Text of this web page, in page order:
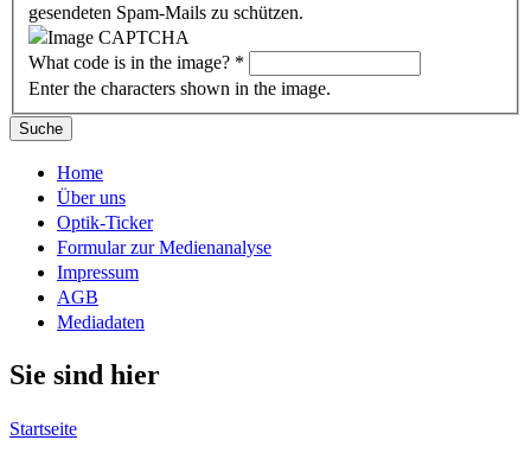
gesendeten Spam-Mails zu schützen.
What code is in the image? *
Enter the characters shown in the image.
Home
Über uns
Optik-Ticker
Formular zur Medienanalyse
Impressum
AGB
Mediadaten
Sie sind hier
Startseite